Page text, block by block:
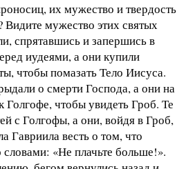
их мужество и твердость
мужество этих святых
спрятавшись и запершись в
иудеями, а они купили
чтобы помазать Тело Иисуса.
о смерти Господа, а они на
Голгофе, чтобы увидеть Гроб. Те
с Голгофы, а они, войдя в Гроб,
Гавриила весть о том, что
словами: «Не плачьте больше!».